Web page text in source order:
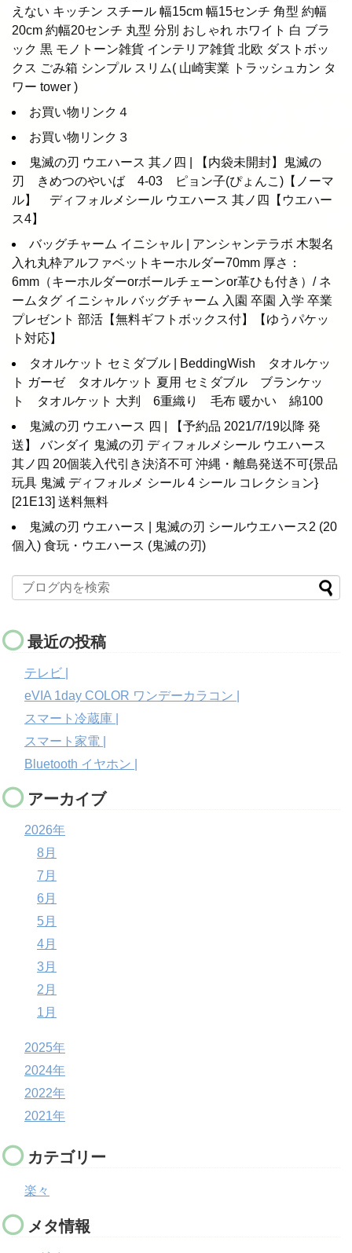
えない キッチン スチール 幅15cm 幅15センチ 角型 約幅
20cm 約幅20センチ 丸型 分別 おしゃれ ホワイト 白 ブラ
ック 黒 モノトーン雑貨 インテリア雑貨 北欧 ダストボッ
クス ごみ箱 シンプル スリム( 山崎実業 トラッシュカン タ
ワー tower )
お買い物リンク４
お買い物リンク３
鬼滅の刃 ウエハース 其ノ四 | 【内袋未開封】鬼滅の
刃 きめつのやいば 4-03 ピョン子(ぴょんこ)【ノーマ
ル】 ディフォルメシール ウエハース 其ノ四【ウエハー
ス4】
バッグチャーム イニシャル | アンシャンテラボ 木製名
入れ丸枠アルファベットキーホルダー70mm 厚さ：
6mm（キーホルダーorボールチェーンor革ひも付き）/ ネ
ームタグ イニシャル バッグチャーム 入園 卒園 入学 卒業
プレゼント 部活【無料ギフトボックス付】【ゆうパケッ
ト対応】
タオルケット セミダブル | BeddingWish タオルケッ
ト ガーゼ タオルケット 夏用 セミダブル ブランケッ
ト タオルケット 大判 6重織り 毛布 暖かい 綿100
鬼滅の刃 ウエハース 四 | 【予約品 2021/7/19以降 発
送】 バンダイ 鬼滅の刃 ディフォルメシール ウエハース
其ノ四 20個装入代引き決済不可 沖縄・離島発送不可{景品
玩具 鬼滅 ディフォルメ シール 4 シール コレクション}
[21E13] 送料無料
鬼滅の刃 ウエハース | 鬼滅の刃 シールウエハース2 (20
個入) 食玩・ウエハース (鬼滅の刃)
最近の投稿
テレビ |
eVIA 1day COLOR ワンデーカラコン |
スマート冷蔵庫 |
スマート家電 |
Bluetooth イヤホン |
アーカイブ
2026年
8月
7月
6月
5月
4月
3月
2月
1月
2025年
2024年
2022年
2021年
カテゴリー
楽々
メタ情報